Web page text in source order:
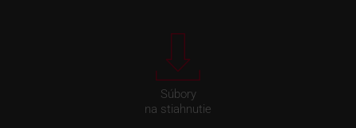
Súbory
na stiahnutie